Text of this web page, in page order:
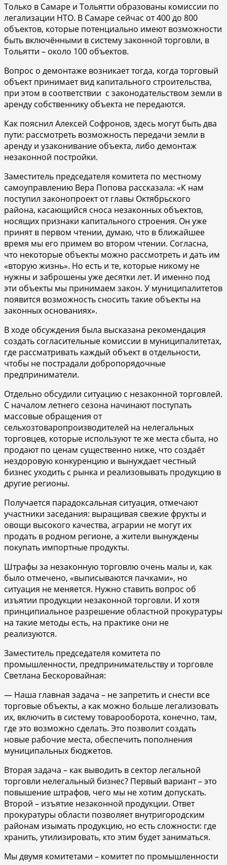
Только в Самаре и Тольятти образованы комиссии по
легализации НТО. В Самаре сейчас от 400 до 800
объектов, которые потенциально имеют возможности
быть включёнными в систему законной торговли, в
Тольятти – около 100 объектов.
Вопрос о демонтаже возникает тогда, когда торговый
объект принимает вид капитального строительства,
при этом в соответствии с законодательством земли в
аренду собственнику объекта не передаются.
Как пояснил Алексей Софронов, здесь могут быть два
пути: рассмотреть возможность передачи земли в
аренду и узаконивание объекта, либо демонтаж
незаконной постройки.
Заместитель председателя комитета по местному
самоуправлению Вера Попова рассказала: «К нам
поступил законопроект от главы Октябрьского
района, касающийся сноса незаконных объектов,
носящих признаки капитального строения. Он уже
принят в первом чтении, думаю, что в ближайшее
время мы его примем во втором чтении. Согласна,
что некоторые объекты можно рассмотреть и дать им
«вторую жизнь». Но есть и те, которые никому не
нужны и заброшены уже десятки лет. И именно под
эти объекты мы принимаем закон. У муниципалитетов
появится возможность сносить такие объекты на
законных основаниях».
В ходе обсуждения была высказана рекомендация
создать согласительные комиссии в муниципалитетах,
где рассматривать каждый объект в отдельности,
чтобы не пострадали добропорядочные
предприниматели.
Отдельно обсудили ситуацию с незаконной торговлей.
С началом летнего сезона начинают поступать
массовые обращения от
сельхозтоваропроизводителей на нелегальных
торговцев, которые используют те же места сбыта, но
продают по ценам существенно ниже, что создаёт
нездоровую конкуренцию и вынуждает честный
бизнес уходить с рынка и реализовывать продукцию в
другие регионы.
Получается парадоксальная ситуация, отмечают
участники заседания: выращивая свежие фрукты и
овощи высокого качества, аграрии не могут их
продать в родном регионе, а жители вынуждены
покупать импортные продукты.
Штрафы за незаконную торговлю очень малы и, как
было отмечено, «выписываются пачками», но
ситуация не меняется. Нужно ставить вопрос об
изъятии продукции незаконной торговли. И хотя
принципиальное разрешение областной прокуратуры
на такие методы есть, на практике они не
реализуются.
Заместитель председателя комитета по
промышленности, предпринимательству и торговле
Светлана Бескоровайная:
— Наша главная задача – не запретить и снести все
торговые объекты, а как можно больше легализовать
их, включить в систему товарооборота, конечно, там,
где это возможно сделать. Это позволит создать
новые рабочие места, обеспечить пополнения
муниципальных бюджетов.
Вторая задача – как выводить в сектор легальной
торговли нелегальный бизнес? Первый вариант – это
повышение штрафов, чего мы не хотим допускать.
Второй – изъятие незаконной продукции. Ответ
прокуратуры области позволяет внутригородским
районам изымать продукцию, но есть сложности: где
хранить, утилизировать, кто этим будет заниматься.
Мы двумя комитетами – комитет по промышленности